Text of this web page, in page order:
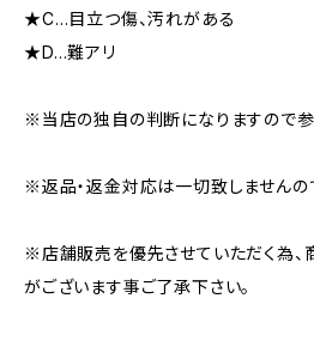
★C…目立つ傷、汚れがある
★D…難アリ
※当店の独自の判断になりますので参
※返品・返金対応は一切致しませんの
※店舗販売を優先させていただく為
がございます事ご了承下さい。